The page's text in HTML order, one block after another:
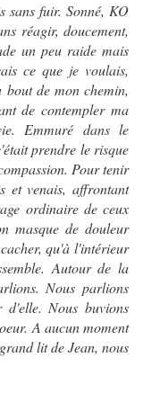
sans fuir. Sonné, KO
réagir, doucement,
un peu raide mais
ce que je voulais,
de mon chemin,
de contempler ma
Emmuré dans le
prendre le risque
Pour tenir
et venais, affrontant
ordinaire de ceux
masque de douleur
qu'à l'intérieur
Autour de la
Nous parlions
d'elle. Nous buvions
A aucun moment
lit de Jean, nous